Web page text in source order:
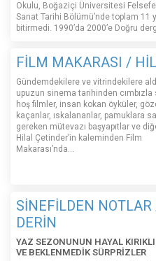
Okulu, Boğaziçi Üniversitesi
Sanat Tarihi Bölümü’nde toplam 11
bitirmedi. 1990’da 2000’e Doğru
FİLM MAKARASI /
Gündemdekilere ve vitrindekilere
upuzun sinema tarihinden cımbızla
hoş filmler, insan kokan öyküler,
kaçanlar, ıskalananlar, pamuklara
gereken mütevazı başyapıtlar ve
Hilal Çetinder’in kaleminden Film
Makarası’nda…
SİNEFİLDEN
DERİN
YAZ SEZONUNUN HAYAL
VE BEKLENMEDİK SÜRPRİZLER